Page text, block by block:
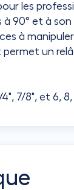
les
90° et à
à
un
7/8", et 6, 8,